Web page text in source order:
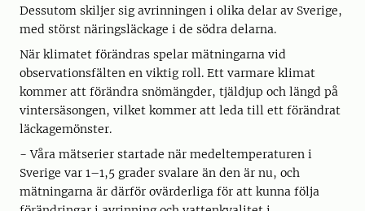
Dessutom skiljer sig avrinningen i olika delar av Sverige,
med störst näringsläckage i de södra delarna.
När klimatet förändras spelar mätningarna vid
observationsfälten en viktig roll. Ett varmare klimat
kommer att förändra snömängder, tjäldjup och längd på
vintersäsongen, vilket kommer att leda till ett förändrat
läckagemönster.
− Våra mätserier startade när medeltemperaturen i
Sverige var 1–1,5 grader svalare än den är nu, och
mätningarna är därför ovärderliga för att kunna följa